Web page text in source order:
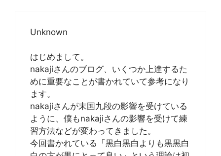
Unknown
はじめまして。
nakajiさんのブログ、いくつか上達するた
めに重要なことが書かれていて参考になり
ます。
nakajiさんが末国九段の影響を受けている
ように、僕もnakajiさんの影響を受けて練
習方法などが変わってきました。
今回書かれている「黒白黒白よりも黒黒白